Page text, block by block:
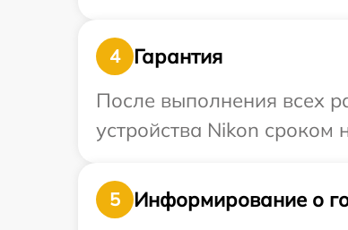
4
Гарантия
После выполнения всех
устройства Nikon сроком
5
Информирование о